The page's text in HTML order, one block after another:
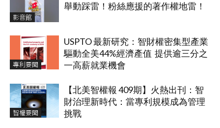
影音館
舉動踩雷！粉絲應援的著作權地雷！
專利要聞
USPTO 最新研究：智財權密集型產業
驅動全美44%經濟產值 提供逾三分之
一高薪就業機會
智權要聞
【北美智權報 409期】火熱出刊：智
財治理新時代：當專利規模成為管理
挑戰